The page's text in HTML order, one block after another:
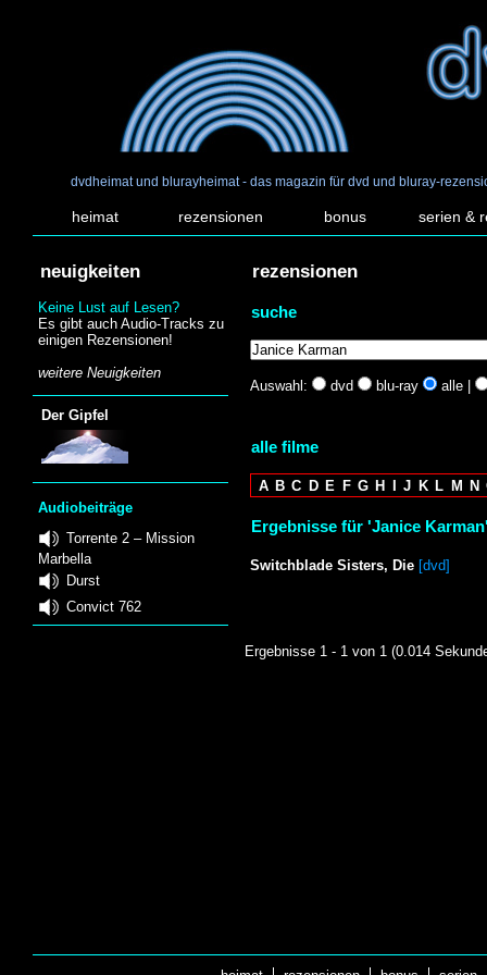
dvdheimat und blurayheimat - das magazin für dvd und bluray-
heimat rezensionen bonus serien &
neuigkeiten
Keine Lust auf Lesen?
Es gibt auch Audio-Tracks zu
einigen Rezensionen!
weitere Neuigkeiten
Der Gipfel
Audiobeiträge
Torrente 2 – Mission
Marbella
Durst
Convict 762
rezensionen
suche
Auswahl: dvd blu-ray alle |
alle filme
A B C D E F G H I J K L M N
Ergebnisse für 'Janice
Switchblade Sisters, Die [dvd]
Ergebnisse 1 - 1 von 1 (0.014